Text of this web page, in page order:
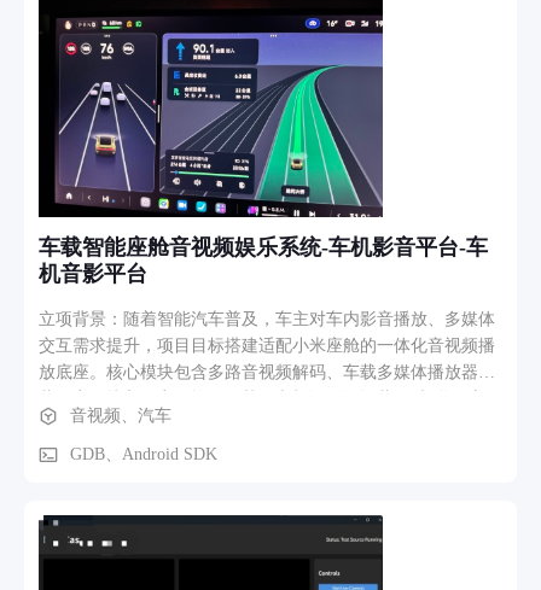
认证、AI辅助内容审核，确保所有视频内容的真实性与正能量
导向。 3. 业务流程、功能路径描述 用户使用痕迹App的主要流
程如下： 注册登录 → 通过手机号/用户名快速注册，完成实名
认证。 首页浏览与创作 → 浏览推荐的公益短视频，受到触动
后拍摄并发布自己的真实善行视频（支持添加话题、位置
等）。 互动与积累 → 其他用户点赞、评论、分享；系统根据
视频质量和互动数据自动计算“痕迹数”和“爱心值”。 榜单激励
→ 用户的善行数据实时进入个人榜/影响力榜，形成正向激励
循环。 公益参与与透明追踪 → 通过平台进行爱心捐赠，资金
进入阳光账本，并可关联具体善行视频查看用途，实现全程透
明。 个人成长闭环 → 在“我”页面查看自己的精神成长轨迹、
流程形成“记录善行 → 获得认可 → 积累价值 → 持续激励”的
完整正反馈闭环，让用户从“偶尔做好事”逐步转变为“一生以爱
为本”的精神
交咨询时即生成。
车载智能座舱音视频娱乐系统-车机影音平台-车
机音影平台
立项背景：随着智能汽车普及，车主对车内影音播放、多媒体
交互需求提升，项目目标搭建适配小米座舱的一体化音视频播
放底座。核心模块包含多路音视频解码、车载多媒体播放器、
体音源，调用FFmpeg完成多格式音视频硬软解，用户通过中控
屏切换音源、调节环绕音效，系统适配车载降噪算法，同步联
音视频、汽车
GDB、Android SDK